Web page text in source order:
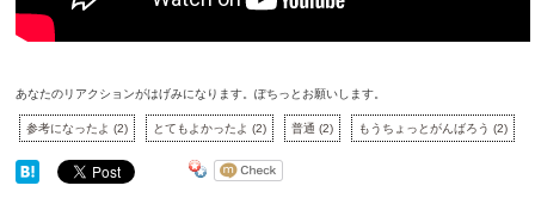
あなたのリアクションがはげみになります。ぽちっとお願いします。
参考になったよ(2) とてもよかったよ(2) 普通(2) もうちょっとがんばろう(2)